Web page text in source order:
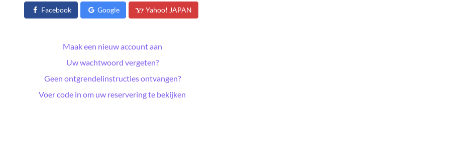
Facebook Google Yahoo! JAPAN
Maak een nieuw account aan
Uw wachtwoord vergeten?
Geen ontgrendelinstructies ontvangen?
Voer code in om uw reservering te bekijken